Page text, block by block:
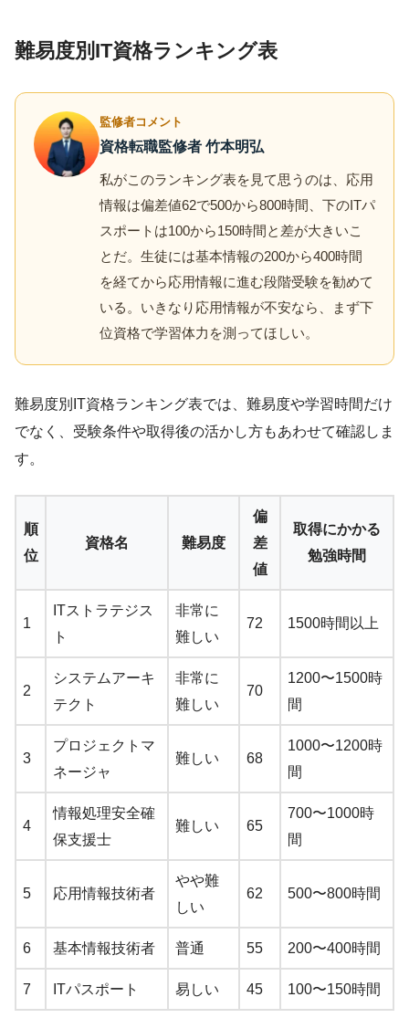
難易度別IT資格ランキング表
監修者コメント
資格転職監修者 竹本明弘
私がこのランキング表を見て思うのは、応用
情報は偏差値62で500から800時間、下のITパ
スポートは100から150時間と差が大きいこ
とだ。生徒には基本情報の200から400時間
を経てから応用情報に進む段階受験を勧めて
いる。いきなり応用情報が不安なら、まず下
位資格で学習体力を測ってほしい。
難易度別IT資格ランキング表では、難易度や学習時間だけ
でなく、受験条件や取得後の活かし方もあわせて確認しま
す。
順
位
資格名 難易度
偏
差
値
取得にかかる
勉強時間
1
ITストラテジス
ト
非常に
難しい
72 1500時間以上
2
システムアーキ
テクト
非常に
難しい
70
1200〜1500時
間
3
プロジェクトマ
ネージャ
難しい 68
1000〜1200時
間
4
情報処理安全確
保支援士
難しい 65
700〜1000時
間
5 応用情報技術者
やや難
しい
62 500〜800時間
6 基本情報技術者 普通 55 200〜400時間
7 ITパスポート 易しい 45 100〜150時間